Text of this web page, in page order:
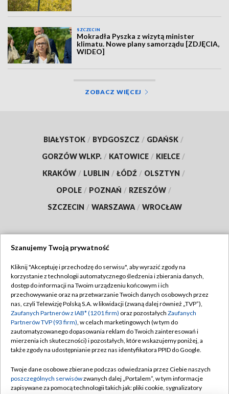
SZCZECIN
Mokradła Pyszka z wizytą minister
klimatu. Nowe plany samorządu [ZDJĘCIA,
WIDEO]
ZOBACZ WIĘCEJ
BIAŁYSTOK / BYDGOSZCZ / GDAŃSK /
GORZÓW WLKP. / KATOWICE / KIELCE /
KRAKÓW / LUBLIN / ŁÓDŹ / OLSZTYN /
OPOLE / POZNAŃ / RZESZÓW /
SZCZECIN / WARSZAWA / WROCŁAW
TVP
Abonament TVP
Emisja w TVP
Centrum informacji TVP
Naziemna Telewizja Cyfrowa
Rada Programowa
Regulamin TVP
Polityka prywatności
Moje zgody
Pomoc
Kontakt
Szanujemy Twoją prywatność
Kliknij "Akceptuję i przechodzę do serwisu", aby wyrazić zgody na
korzystanie z technologii automatycznego śledzenia i zbierania danych,
dostęp do informacji na Twoim urządzeniu końcowym i ich
przechowywanie oraz na przetwarzanie Twoich danych osobowych przez
nas, czyli Telewizję Polską S.A. w likwidacji (zwaną dalej również „TVP”),
Zaufanych Partnerów z IAB* (1201 firm) oraz pozostałych Zaufanych
Partnerów TVP (93 firm), w celach marketingowych (w tym do
zautomatyzowanego dopasowania reklam do Twoich zainteresowań i
mierzenia ich skuteczności) i pozostałych, które wskazujemy poniżej, a
także zgody na udostępnianie przez nas identyfikatora PPID do Google.
Twoje dane osobowe zbierane podczas odwiedzania przez Ciebie naszych
poszczególnych serwisówzwanych dalej „Portalem”, w tym informacje
zapisywane za pomocą technologii takich jak: pliki cookie, sygnalizatory